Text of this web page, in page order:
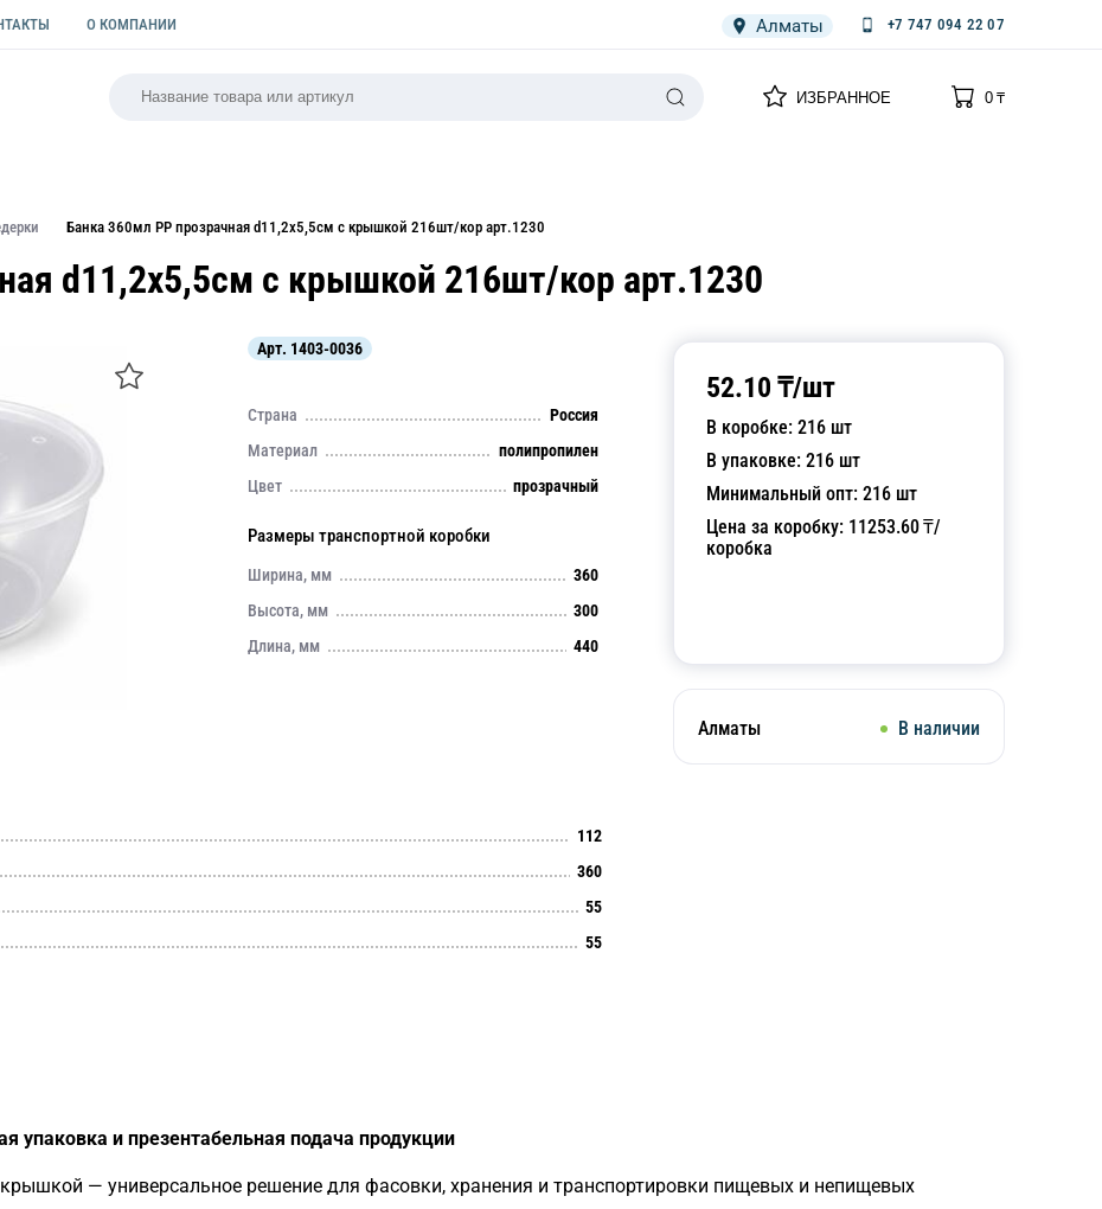
О КОМПАНИИ Алматы +7 747 094 22 07
ИЗБРАННОЕ
0
0₸
Банка 360мл РР прозрачная d11,2х5,5см с крышкой 216шт/кор арт.1230
d11,2х5,5см с крышкой 216шт/кор арт.1230
52.10 ₸/шт
В коробке: 216 шт
В упаковке: 216 шт
Минимальный опт: 216 шт
Цена за коробку: 11253.60₸/
коробка
Алматы В наличии
Арт. 1403-0036
Страна
Россия
Материал
полипропилен
Цвет
прозрачный
Размеры транспортной коробки
Ширина, мм
360
Высота, мм
300
Длина, мм
440
112
360
55
55
упаковка и презентабельная подача продукции
— универсальное решение для фасовки, хранения и транспортировки пищевых и непищевых